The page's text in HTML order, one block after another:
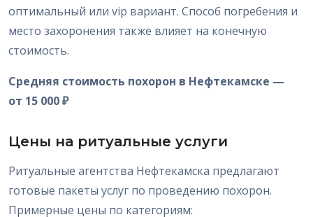
оптимальный или vip вариант. Способ погребения и
место захоронения также влияет на конечную
стоимость.
Средняя стоимость похорон в Нефтекамске —
от 15 000 ₽
Цены на ритуальные услуги
Ритуальные агентства Нефтекамска предлагают
готовые пакеты услуг по проведению похорон.
Примерные цены по категориям: